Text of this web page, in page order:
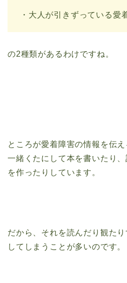
・大人が引きずっている愛
の2種類があるわけですね。
ところが愛着障害の情報を伝
一緒くたにして本を書いたり
を作ったりしています。
だから、それを読んだり観た
してしまうことが多いのです。